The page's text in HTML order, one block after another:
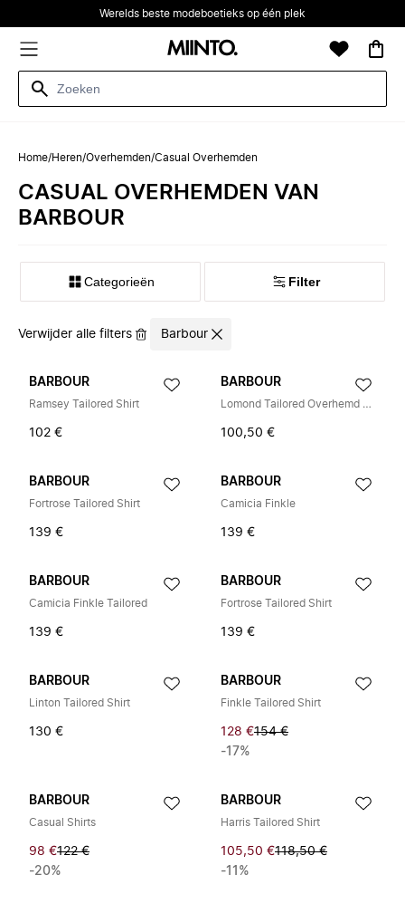
Werelds beste modeboetieks op één plek
Home/Heren/Overhemden/Casual Overhemden
CASUAL OVERHEMDEN VAN
BARBOUR
Categorieën Filter
Verwijder alle filters Barbour
BARBOUR
Ramsey Tailored Shirt
102 €
BARBOUR
Lomond Tailored Overhemd met Lange Mouwen
100,50 €
BARBOUR
Fortrose Tailored Shirt
139 €
BARBOUR
Camicia Finkle
139 €
BARBOUR
Camicia Finkle Tailored
139 €
BARBOUR
Fortrose Tailored Shirt
139 €
BARBOUR
Linton Tailored Shirt
130 €
BARBOUR
Finkle Tailored Shirt
128 €154 €
-17%
BARBOUR
Casual Shirts
98 €122 €
-20%
BARBOUR
Harris Tailored Shirt
105,50 €118,50 €
-11%